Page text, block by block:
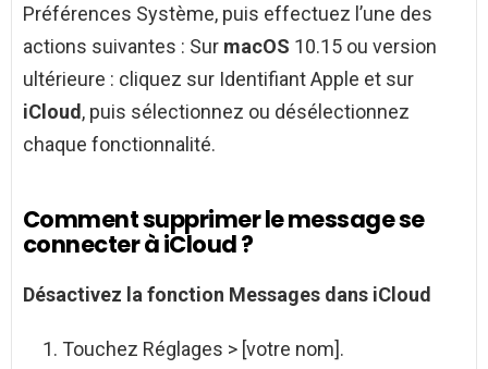
Préférences Système, puis effectuez l’une des
actions suivantes : Sur macOS 10.15 ou version
ultérieure : cliquez sur Identifiant Apple et sur
iCloud, puis sélectionnez ou désélectionnez
chaque fonctionnalité.
Comment supprimer le message se
connecter à iCloud ?
Désactivez la fonction Messages dans iCloud
Touchez Réglages > [votre nom].